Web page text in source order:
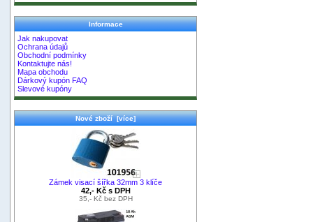
Informace
Jak nakupovat
Ochrana údajů
Obchodní podmínky
Kontaktujte nás!
Mapa obchodu
Dárkový kupón FAQ
Slevové kupóny
Nové zboží [více]
Zámek visací šířka 32mm 3 klíče
42,- Kč s DPH
35,- Kč bez DPH